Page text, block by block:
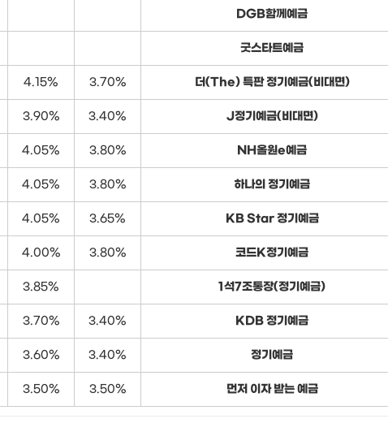
DGB함께예금
굿스타트예금
4.15% 3.70% 더(The) 특판 정기예금(비대면)
3.90% 3.40% J정기예금(비대면)
4.05% 3.80% NH올원e예금
4.05% 3.80% 하나의 정기예금
4.05% 3.65% KB Star 정기예금
4.00% 3.80% 코드K정기예금
3.85% 1석7조통장(정기예금)
3.70% 3.40% KDB 정기예금
3.60% 3.40% 정기예금
3.50% 3.50% 먼저 이자 받는 예금